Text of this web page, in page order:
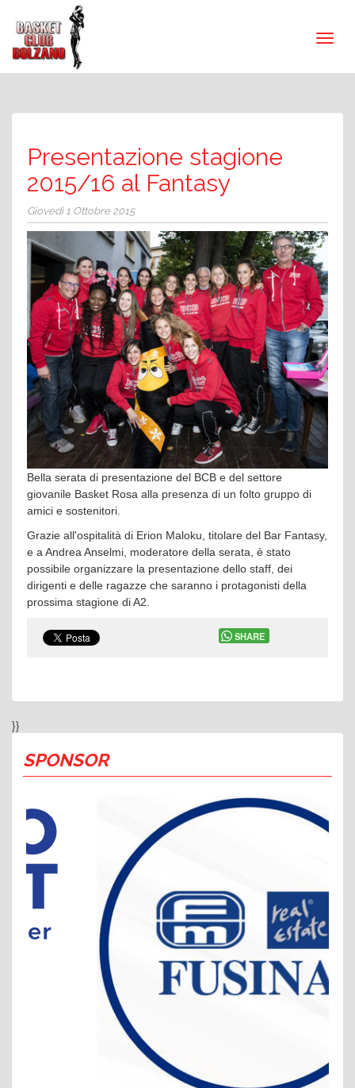
}}
SPONSOR
Presentazione stagione
2015/16 al Fantasy
Giovedì 1 Ottobre 2015
Bella serata di presentazione del BCB e del settore
giovanile Basket Rosa alla presenza di un folto gruppo di
amici e sostenitori.
Grazie all'ospitalità di Erion Maloku, titolare del Bar Fantasy,
e a Andrea Anselmi, moderatore della serata, è stato
possibile organizzare la presentazione dello staff, dei
dirigenti e delle ragazze che saranno i protagonisti della
prossima stagione di A2.
SHARE